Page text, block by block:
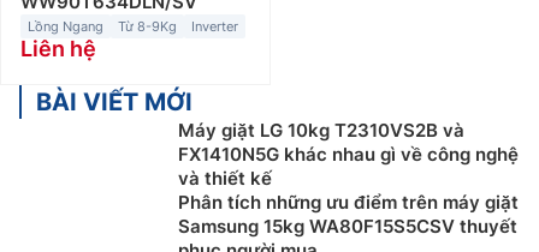
có thể đáp ứng nhu cầu giặt của số lượng thành viên
từ 4 – 6 người.
Máy giặt Electrolux 9.5kg – 10kg:
có khối lượng giặt 9.5 – 10 kg là máy giặt có thể giặt
tối đa 1 lần 9 – 10kg quần áo và chưa tính trọng lượng
nước khi cho vào máy giặt. Nếu bạn đang tìm kiếm
máy giặt Electrolux 9.5-10kg cho gia đình có số lượng
thành viên từ 6 – 8 người.
Lồng Ngang Từ 8-9Kg Inverter
Liên hệ
BÀI VIẾT MỚI
Máy giặt LG 10kg T2310VS2B và
FX1410N5G khác nhau gì về công nghệ
và thiết kế
Phân tích những ưu điểm trên máy giặt
Samsung 15kg WA80F15S5CSV thuyết